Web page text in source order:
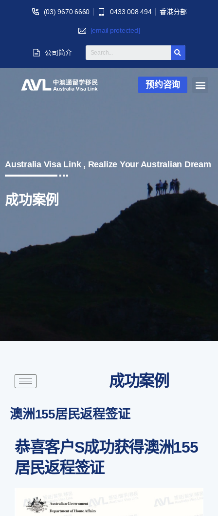
(03) 9670 6660 0433 008 494 香港分部
[email protected]
公司简介
预约咨询
Australia Visa Link , Realize Your Australian Dream
成功案例
成功案例
澳洲155居民返程签证
恭喜客户S成功获得澳洲155
居民返程签证